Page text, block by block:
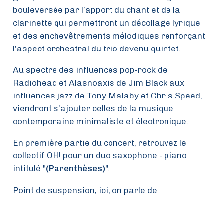
bouleversée par l’apport du chant et de la
clarinette qui permettront un décollage lyrique
et des enchevêtrements mélodiques renforçant
l’aspect orchestral du trio devenu quintet.
Au spectre des influences pop-rock de
Radiohead et Alasnoaxis de Jim Black aux
influences jazz de Tony Malaby et Chris Speed,
viendront s’ajouter celles de la musique
contemporaine minimaliste et électronique.
En première partie du concert, retrouvez le
collectif OH! pour un duo saxophone - piano
intitulé "(Parenthèses)".
Point de suspension, ici, on parle de